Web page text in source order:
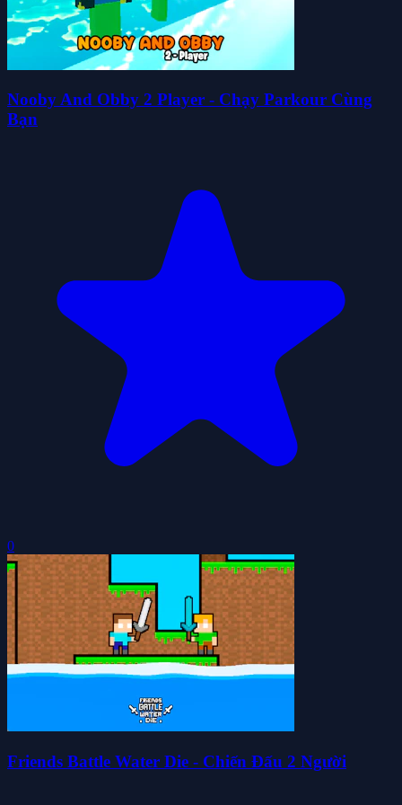
Nooby And Obby 2 Player - Chạy Parkour Cùng
Bạn
0
Friends Battle Water Die - Chiến Đấu 2 Người